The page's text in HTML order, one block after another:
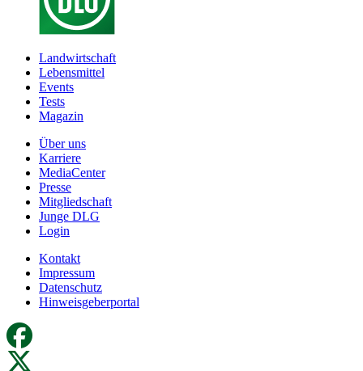
Landwirtschaft
Lebensmittel
Events
Tests
Magazin
Über uns
Karriere
MediaCenter
Presse
Mitgliedschaft
Junge DLG
Login
Kontakt
Impressum
Datenschutz
Hinweisgeberportal